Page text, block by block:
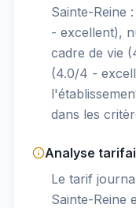
Sainte-Reine
- excellent),
cadre de vie
(4.0/4 -
dans les
Analyse
Le tarif
Sainte-Reine